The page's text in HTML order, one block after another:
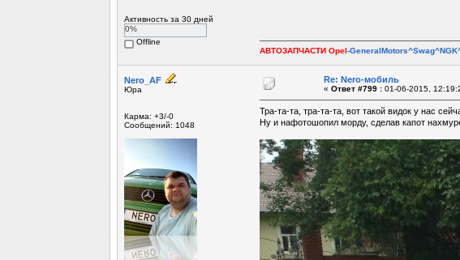
Активность за 30 дней
0%
Offline
АВТОЗАПЧАСТИ Opel-
Nero_AF
Юра
Карма: +3/-0
Сообщений: 1048
Re: Nero-мобиль
« Ответ #799 :01-06-2015,
Тра-та-та, тра-та-та, вот такой видок у нас
Ну и нафотошопил морду, сделав капот